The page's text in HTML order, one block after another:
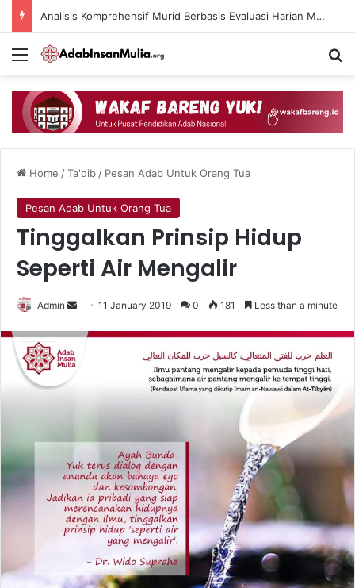
Analisis Komprehensif Murid Berbasis Evaluasi Harian Muaddib dan Teknologi AI
Menu
Home /Ta'dib / Pesan Adab Untuk Orang Tua
Pesan Adab Untuk Orang Tua
Tinggalkan Prinsip Hidup
Seperti Air Mengalir
Admin
Send11 January 2019 0 181 Less than a minute